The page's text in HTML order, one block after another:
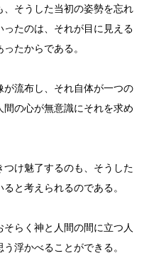
そうした当初の姿勢を忘れ
たのは、それが目に見える
たからである。
流布し、それ自体が一つの
の心が無意識にそれを求め
け魅了するのも、そうした
と考えられるのである。
らく神と人間の間に立つ人
浮かべることができる。